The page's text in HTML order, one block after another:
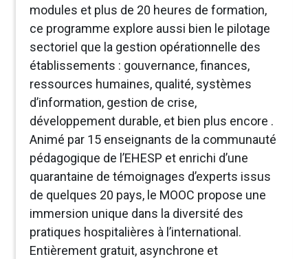
modules et plus de 20 heures de formation,
ce programme explore aussi bien le pilotage
sectoriel que la gestion opérationnelle des
établissements : gouvernance, finances,
ressources humaines, qualité, systèmes
d’information, gestion de crise,
développement durable, et bien plus encore .
Animé par 15 enseignants de la communauté
pédagogique de l’EHESP et enrichi d’une
quarantaine de témoignages d’experts issus
de quelques 20 pays, le MOOC propose une
immersion unique dans la diversité des
pratiques hospitalières à l’international.
Entièrement gratuit, asynchrone et